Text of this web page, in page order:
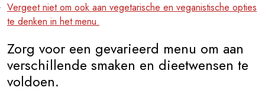
Vergeet niet om ook aan vegetarische en veganistische opties
te denken in het menu.
Zorg voor een gevarieerd menu om aan
verschillende smaken en dieetwensen te
voldoen.